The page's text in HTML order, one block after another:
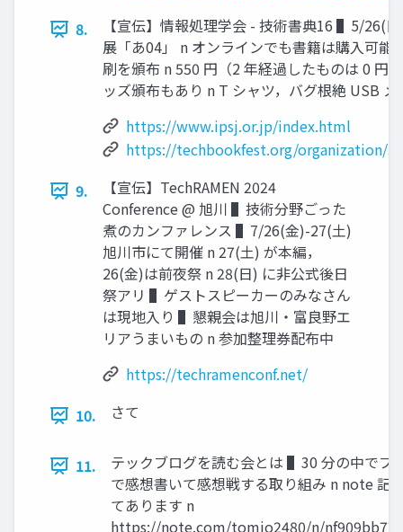
8.
【宣伝】情報処理学会 - 技術書典16 ▌5/26(
展「あ04」 n オンラインでも書籍は購⼊可
刷を頒布 n 550 円（2 年経過したものは 0 円
ッズ頒布もあり n T シャツ，バグ根絶 USB
https://www.ipsj.or.jp/index.html
https://techbookfest.org/organization/
9.
【宣伝】TechRAMEN 2024
Conference @ 旭川 ▌技術分野ごった
煮のカンファレンス ▌7/26(⾦)-27(⼟)
旭川市にて開催 n 27(⼟) が本編，
26(⾦)は前夜祭 n 28(⽇) に⾮公式後⽇
祭アリ ▌ゲストスピーカーのみなさん
は現地⼊り ▌懇親会は旭川・富良野エ
リアうまいもの n 参加整理券配布中
https://techramenconf.net/
10.
さて
11.
テックブログを読む会とは ▌30 分の中でブ
で感想書いて感想戦する取り組み n note 記
てあります n
https://note.com/tomio2480/n/